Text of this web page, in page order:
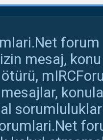
mesaj,
mesajlar,